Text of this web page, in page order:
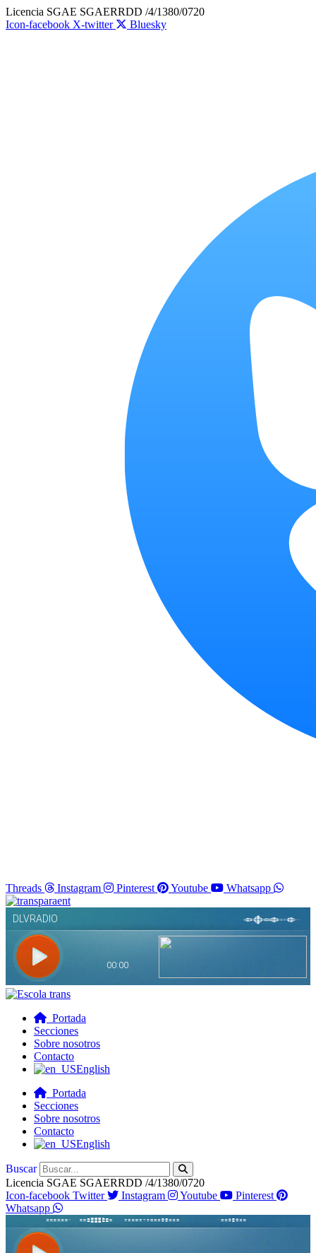
Ir
al
Licencia SGAE SGAERRDD /4/1380/0720
Icon-facebook X-twitter Bluesky
Threads Instagram Pinterest Youtube Whatsapp
Portada
Secciones
Sobre nosotros
Contacto
English
Portada
Secciones
Sobre nosotros
Contacto
English
Buscar
Licencia SGAE SGAERRDD /4/1380/0720
Icon-facebook Twitter Instagram Youtube
Pinterest
Whatsapp